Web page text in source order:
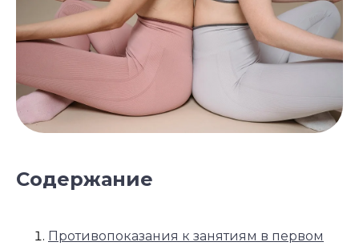
Содержание
Противопоказания к занятиям в первом